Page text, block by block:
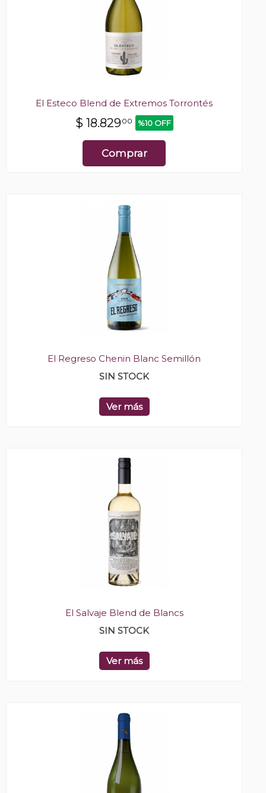
El Esteco Blend de Extremos Torrontés
$ 18.82900 %10 OFF
Comprar
El Regreso Chenin Blanc Semillón
SIN STOCK
Ver más
El Salvaje Blend de Blancs
SIN STOCK
Ver más